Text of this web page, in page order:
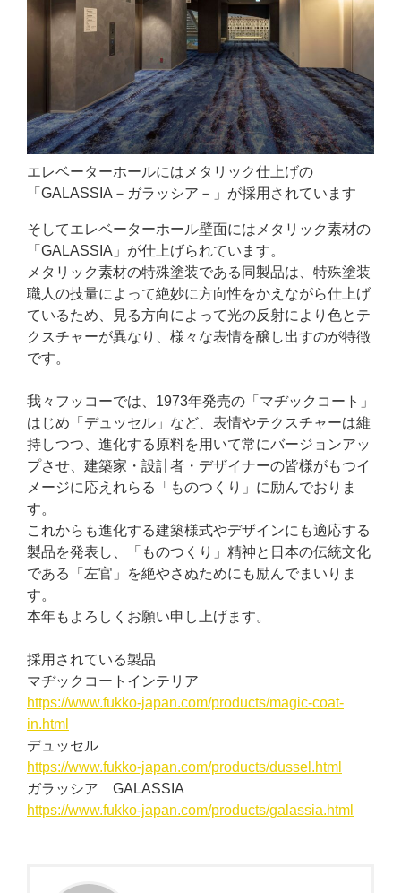
エレベーターホールにはメタリック仕上げの
「GALASSIA－ガラッシア－」が採用されています
そしてエレベーターホール壁面にはメタリック素材の
「GALASSIA」が仕上げられています。
メタリック素材の特殊塗装である同製品は、特殊塗装
職人の技量によって絶妙に方向性をかえながら仕上げ
ているため、見る方向によって光の反射により色とテ
クスチャーが異なり、様々な表情を醸し出すのが特徴
です。
我々フッコーでは、1973年発売の「マヂックコート」
はじめ「デュッセル」など、表情やテクスチャーは維
持しつつ、進化する原料を用いて常にバージョンアッ
プさせ、建築家・設計者・デザイナーの皆様がもつイ
メージに応えれらる「ものつくり」に励んでおりま
す。
これからも進化する建築様式やデザインにも適応する
製品を発表し、「ものつくり」精神と日本の伝統文化
である「左官」を絶やさぬためにも励んでまいりま
す。
本年もよろしくお願い申し上げます。
採用されている製品
マヂックコートインテリア
https://www.fukko-japan.com/products/magic-coat-
in.html
デュッセル
https://www.fukko-japan.com/products/dussel.html
ガラッシア GALASSIA
https://www.fukko-japan.com/products/galassia.html